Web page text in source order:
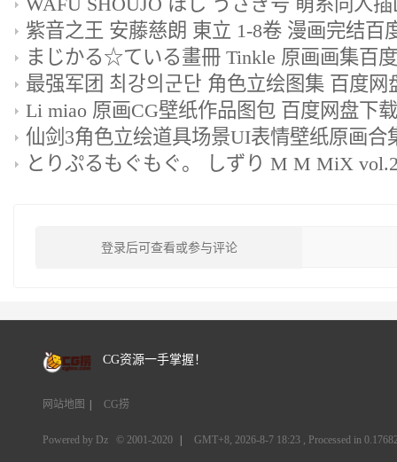
紫音之王 安藤慈朗 東立 1-8卷 漫画完结百
まじかる☆ている畫冊 Tinkle 原画画集百
最强军团 최강의군단 角色立绘图集 百度网
Li miao 原画CG壁纸作品图包 百度网盘下
登录后可查看或参与评论
CG资源一手掌握！
网站地图 CG捞
Powered by Dz © 2001-2020 GMT+8, 2026-8-7 18:23 , Processed in